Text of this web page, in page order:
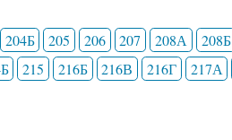
204Б 205 206 207 208А 208Б
215 216Б 216В 216Г 217А